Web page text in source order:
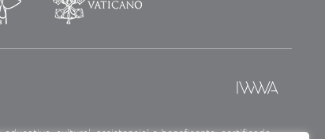
cultural, assistencial e beneficente, certificada